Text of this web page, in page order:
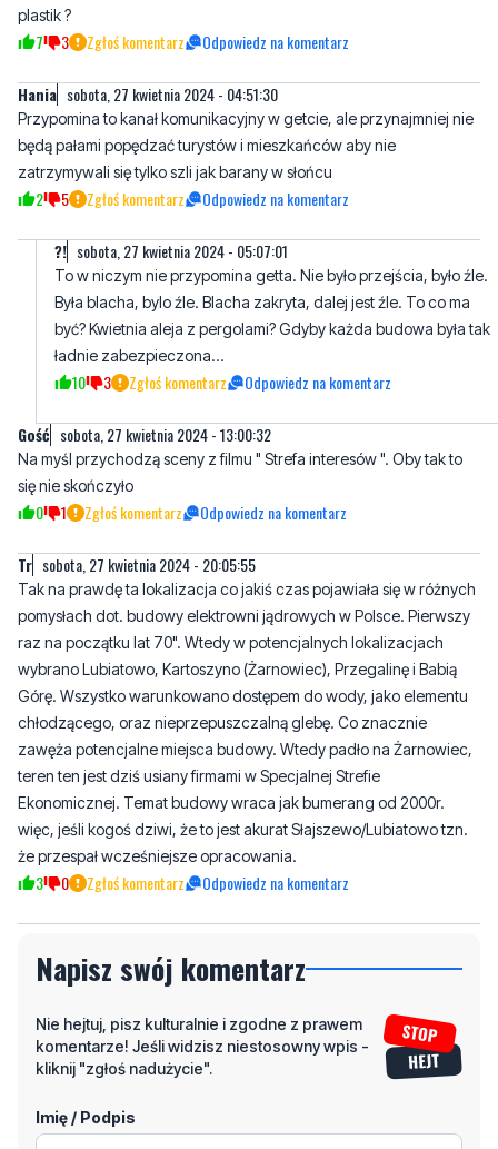
plastik ?
7 3 Zgłoś komentarz Odpowiedz na komentarz
Hania sobota, 27 kwietnia 2024 - 04:51:30
Przypomina to kanał komunikacyjny w getcie, ale przynajmniej nie
będą pałami popędzać turystów i mieszkańców aby nie
zatrzymywali się tylko szli jak barany w słońcu
2 5 Zgłoś komentarz Odpowiedz na komentarz
?! sobota, 27 kwietnia 2024 - 05:07:01
To w niczym nie przypomina getta. Nie było przejścia, było źle.
Była blacha, bylo źle. Blacha zakryta, dalej jest źle. To co ma
być? Kwietnia aleja z pergolami? Gdyby każda budowa była tak
ładnie zabezpieczona...
10 3 Zgłoś komentarz Odpowiedz na komentarz
Gość sobota, 27 kwietnia 2024 - 13:00:32
Na myśl przychodzą sceny z filmu " Strefa interesów ". Oby tak to
się nie skończyło
0 1 Zgłoś komentarz Odpowiedz na komentarz
Tr sobota, 27 kwietnia 2024 - 20:05:55
Tak na prawdę ta lokalizacja co jakiś czas pojawiała się w różnych
pomysłach dot. budowy elektrowni jądrowych w Polsce. Pierwszy
raz na początku lat 70". Wtedy w potencjalnych lokalizacjach
wybrano Lubiatowo, Kartoszyno (Żarnowiec), Przegalinę i Babią
Górę. Wszystko warunkowano dostępem do wody, jako elementu
chłodzącego, oraz nieprzepuszczalną glebę. Co znacznie
zawęża potencjalne miejsca budowy. Wtedy padło na Żarnowiec,
teren ten jest dziś usiany firmami w Specjalnej Strefie
Ekonomicznej. Temat budowy wraca jak bumerang od 2000r.
więc, jeśli kogoś dziwi, że to jest akurat Słajszewo/Lubiatowo tzn.
że przespał wcześniejsze opracowania.
3 0 Zgłoś komentarz Odpowiedz na komentarz
Napisz swój komentarz
Nie hejtuj, pisz kulturalnie i zgodne z prawem
komentarze! Jeśli widzisz niestosowny wpis -
kliknij "zgłoś nadużycie".
Imię / Podpis